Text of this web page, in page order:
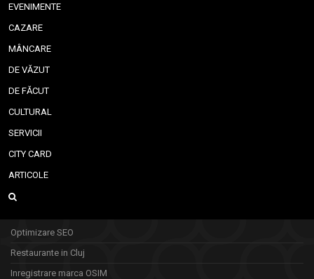
EVENIMENTE
CAZARE
MÂNCARE
DE VĂZUT
DE FĂCUT
CULTURAL
SERVICII
CITY CARD
ARTICOLE
Optimizare SEO
Restaurante in Cluj
Inregistrare marca OSIM